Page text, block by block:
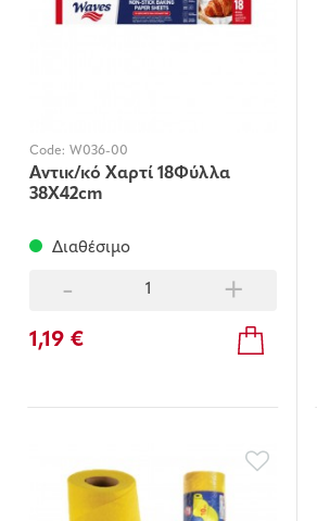
Code: W036-00
Αντικ/κό Χαρτί 18Φύλλα
38X42cm
Διαθέσιμο
- +
1,19 €